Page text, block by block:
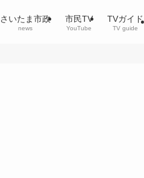
さいたま市政
news
市民TV
YouTube
TVガイド
TV guide